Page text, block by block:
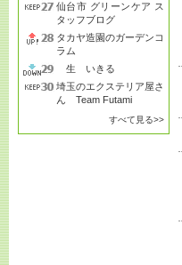
仙台市 グリーンケア ス
タッフブログ
タカヤ造園のガーデンコ
ラム
生 いきる
埼玉のエクステリア屋さ
ん Team Futami
すべて見る>>